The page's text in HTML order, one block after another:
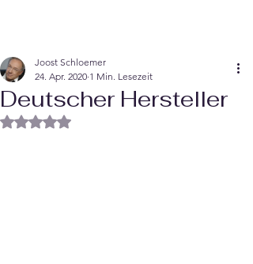
Deutscher Hersteller
Joost Schloemer
24. Apr. 2020 1 Min. Lesezeit
Mit NaN von 5 Sternen bewertet.